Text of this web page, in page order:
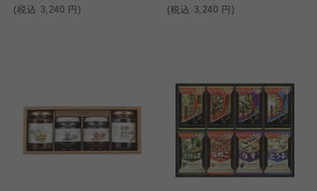
(税込 3,240 円)
(税込 3,240 円)